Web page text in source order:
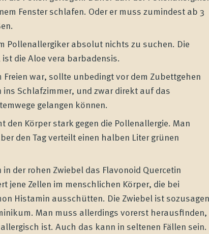
Fenster schlafen. Oder er muss zumindest ab 3
Pollenallergiker absolut nichts zu suchen. Die
die Aloe vera barbadensis.
war, sollte unbedingt vor dem Zubettgehen
Schlafzimmer, und zwar direkt auf das
gelangen können.
den Körper stark gegen die Pollenallergie. Man
den Tag verteilt einen halben Liter grünen
der rohen Zwiebel das Flavonoid Quercetin
jene Zellen im menschlichen Körper, die bei
Histamin ausschütten. Die Zwiebel ist sozusagen
Man muss allerdings vorerst herausfinden,
ist. Auch das kann in seltenen Fällen sein.